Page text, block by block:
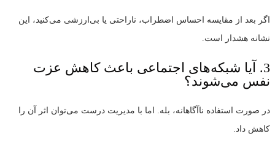
اگر بعد از مقایسه احساس اضطراب، ناراحتی یا بی‌ارزشی می‌کنید، این
نشانه هشدار است.
3. آیا شبکه‌های اجتماعی باعث کاهش عزت
نفس می‌شوند؟
در صورت استفاده ناآگاهانه، بله. اما با مدیریت درست می‌توان اثر آن را
کاهش داد.